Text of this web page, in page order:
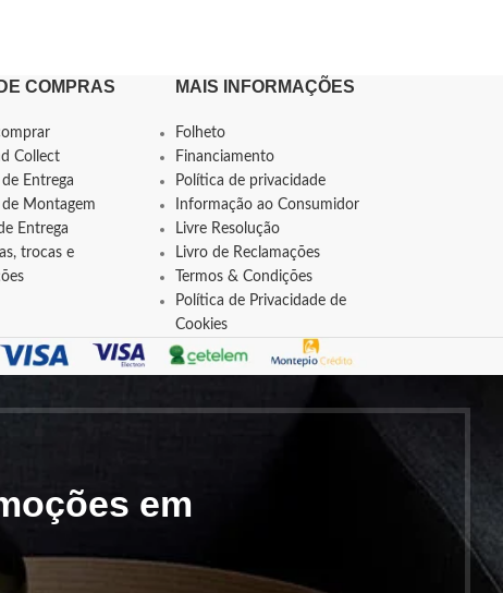
COMPRAS
Collect
Entrega
Montagem
Entrega
trocas e
MAIS INFORMAÇÕES
Folheto
Financiamento
Política de privacidade
Informação ao Consumidor
Livre Resolução
Livro de Reclamações
Termos & Condições
Política de Privacidade de
Cookies
em